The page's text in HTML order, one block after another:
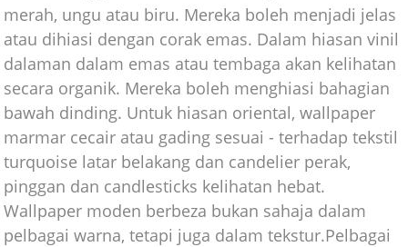
merah, ungu atau biru. Mereka boleh menjadi jelas
atau dihiasi dengan corak emas. Dalam hiasan vinil
dalaman dalam emas atau tembaga akan kelihatan
secara organik. Mereka boleh menghiasi bahagian
bawah dinding. Untuk hiasan oriental, wallpaper
marmar cecair atau gading sesuai - terhadap tekstil
turquoise latar belakang dan candelier perak,
pinggan dan candlesticks kelihatan hebat.
Wallpaper moden berbeza bukan sahaja dalam
pelbagai warna, tetapi juga dalam tekstur.Pelbagai